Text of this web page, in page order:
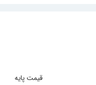
قیمت پایه